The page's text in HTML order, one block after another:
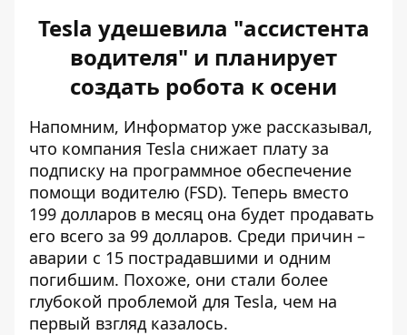
Tesla удешевила "ассистента
водителя" и планирует
создать робота к осени
Напомним, Информатор уже рассказывал,
что компания Tesla снижает плату за
подписку на программное обеспечение
помощи водителю (FSD). Теперь вместо
199 долларов в месяц она будет продавать
его всего за 99 долларов. Среди причин –
аварии с 15 пострадавшими и одним
погибшим. Похоже, они стали более
глубокой проблемой для Tesla, чем на
первый взгляд казалось.